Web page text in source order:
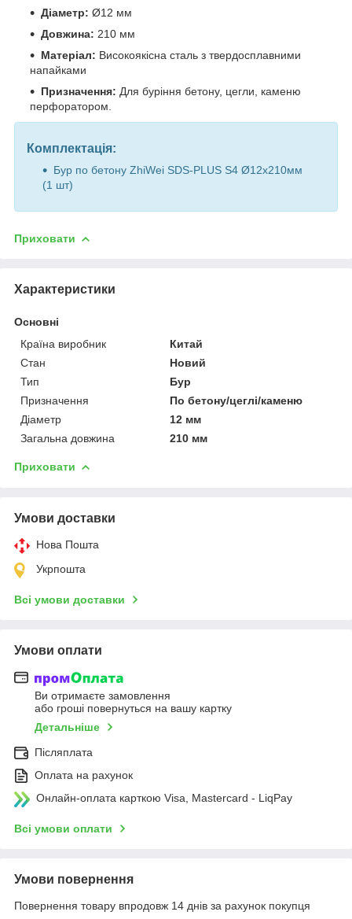
Діаметр: Ø12 мм
Довжина: 210 мм
Матеріал: Високоякісна сталь з твердосплавними
напайками
Призначення: Для буріння бетону, цегли, каменю
перфоратором.
Комплектація:
Бур по бетону ZhiWei SDS-PLUS S4 Ø12х210мм
(1 шт)
Приховати
Характеристики
Основні
Країна виробник
Китай
Стан
Новий
Тип
Бур
Призначення
По бетону/цеглі/каменю
Діаметр
12 мм
Загальна довжина
210 мм
Приховати
Умови доставки
Нова Пошта
Укрпошта
Всі умови доставки
Умови оплати
Ви отримаєте замовлення
або гроші повернуться на вашу картку
Детальніше
Післяплата
Оплата на рахунок
Онлайн-оплата карткою Visa, Mastercard - LiqPay
Всі умови оплати
Умови повернення
Повернення товару впродовж 14 днів за рахунок покупця